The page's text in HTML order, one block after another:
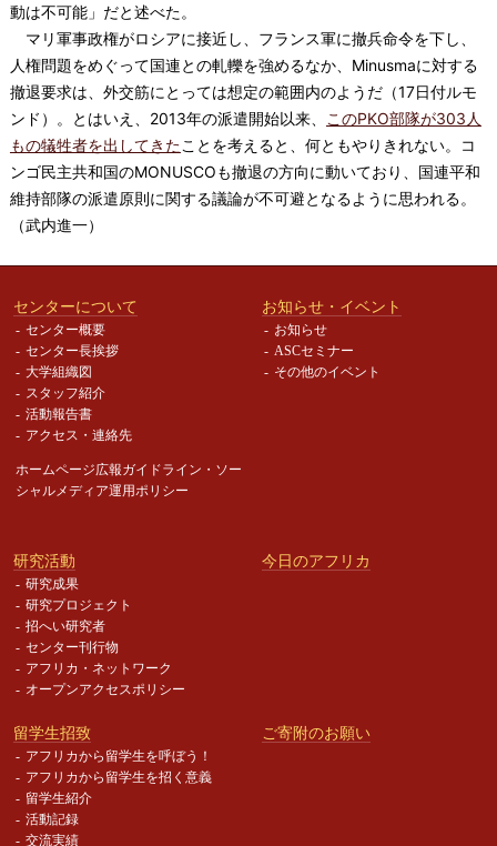
動は不可能」だと述べた。
マリ軍事政権がロシアに接近し、フランス軍に撤兵命令を下し、
人権問題をめぐって国連との軋轢を強めるなか、Minusmaに対する
撤退要求は、外交筋にとっては想定の範囲内のようだ（17日付ルモ
ンド）。とはいえ、2013年の派遣開始以来、
このPKO部隊が303人
もの犠牲者を出してきたことを考えると、何ともやりきれない。コ
ンゴ民主共和国のMONUSCOも撤退の方向に動いており、国連平和
維持部隊の派遣原則に関する議論が不可避となるように思われる。
（武内進一）
センターについて
センター概要
センター長挨拶
大学組織図
スタッフ紹介
活動報告書
アクセス・連絡先
ホームページ広報ガイドライン・ ソー
シャルメディア運用ポリシー
お知らせ・イベント
お知らせ
ASCセミナー
その他のイベント
研究活動
研究成果
研究プロジェクト
招へい研究者
センター刊行物
アフリカ・ネットワーク
オープンアクセスポリシー
今日のアフリカ
留学生招致
アフリカから留学生を呼ぼう！
アフリカから留学生を招く意義
留学生紹介
活動記録
交流実績
ご寄附のお願い